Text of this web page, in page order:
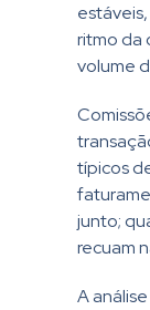
ritmo da
volume
típicos
junto;
recuam
A